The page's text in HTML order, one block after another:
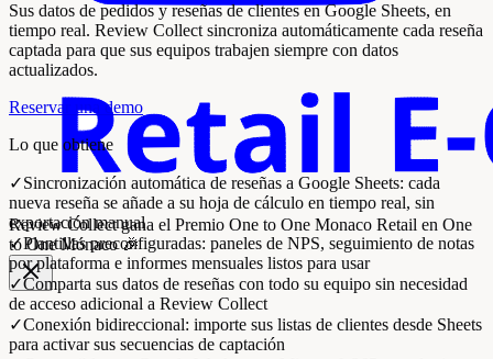
Review Collect gana el Premio One to One Monaco Retail en One
to One Mónaco 🎉
Sus datos de pedidos y reseñas de clientes en Google Sheets, en
tiempo real. Review Collect sincroniza automáticamente cada reseña
captada para que sus equipos trabajen siempre con datos
actualizados.
Reservar una demo
Lo que obtiene
✓Sincronización automática de reseñas a Google Sheets: cada
nueva reseña se añade a su hoja de cálculo en tiempo real, sin
exportación manual
✓Plantillas preconfiguradas: paneles de NPS, seguimiento de notas
por plataforma e informes mensuales listos para usar
✓Comparta sus datos de reseñas con todo su equipo sin necesidad
de acceso adicional a Review Collect
✓Conexión bidireccional: importe sus listas de clientes desde Sheets
para activar sus secuencias de captación